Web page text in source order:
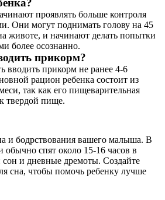
проявлять больше контроля
Они могут поднимать голову на 45
животе, и начинают делать попытки
более осознанно.
прикорм?
вводить прикорм не ранее 4-6
рацион ребенка состоит из
так как его пищеварительная
твердой пище.
и бодрствования вашего малыша. В
обычно спят около 15-16 часов в
и дневные дремоты. Создайте
сна, чтобы помочь ребенку лучше